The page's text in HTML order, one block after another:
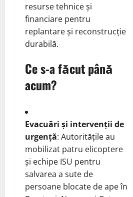
resurse tehnice și
financiare pentru
replantare și reconstrucție
durabilă.
Ce s-a făcut până
acum?
Evacuări și intervenții de
urgență: Autoritățile au
mobilizat patru elicoptere
și echipe ISU pentru
salvarea a sute de
persoane blocate de ape în